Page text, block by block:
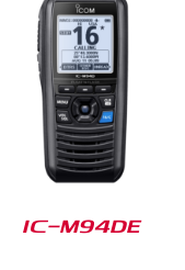
IC-M94DE